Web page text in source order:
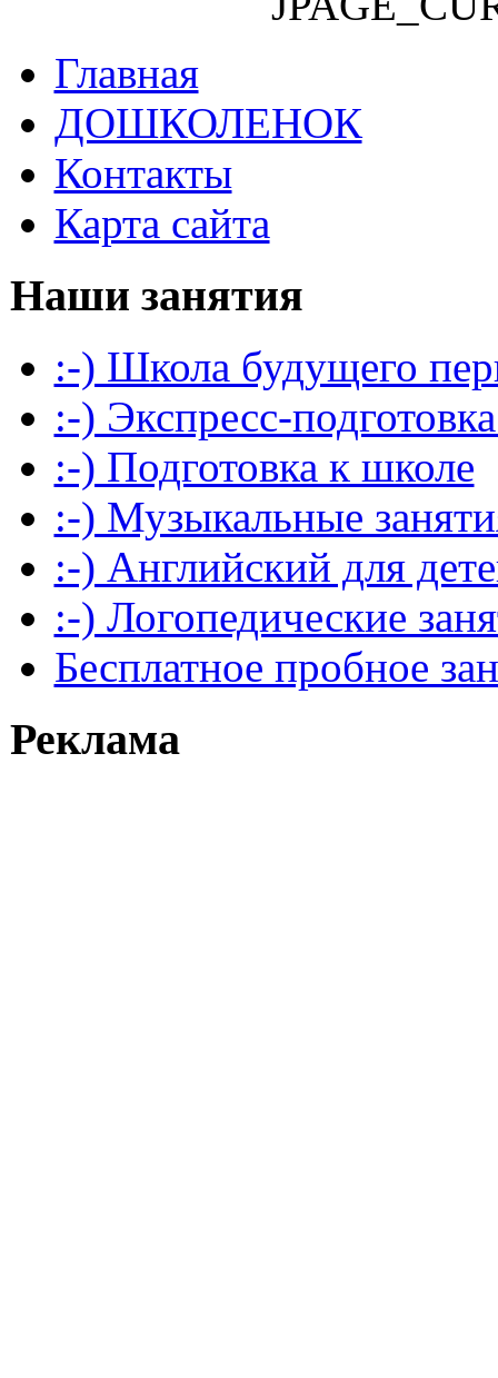
Главная
ДОШКОЛЕНОК
Контакты
Карта сайта
Наши занятия
:-) Школа будущего
:-) Экспресс-
:-) Подготовка к школе
:-) Музыкальные
:-) Английский для
:-) Логопедические
Бесплатное пробное
Реклама